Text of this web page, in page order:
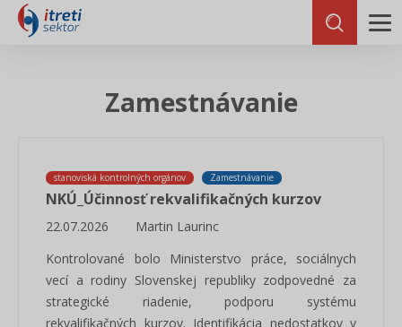
Zamestnávanie
stanoviská kontrolných orgánov Zamestnávanie
NKÚ_Účinnosť rekvalifikačných kurzov
22.07.2026
Martin Laurinc
Kontrolované bolo Ministerstvo práce, sociálnych
vecí a rodiny Slovenskej republiky zodpovedné za
strategické riadenie, podporu systému
rekvalifikačných kurzov. Identifikácia nedostatkov v